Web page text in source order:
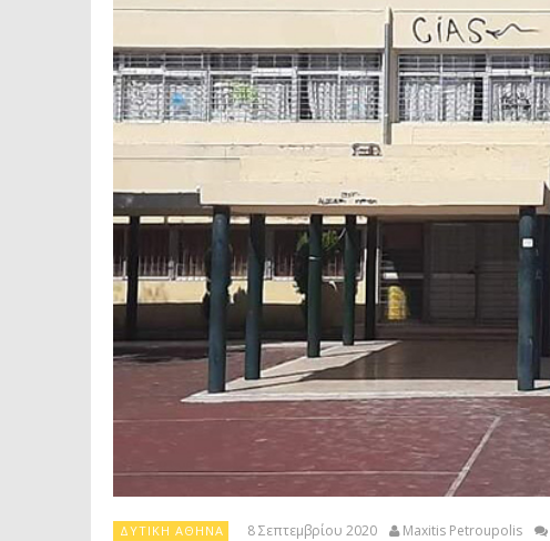
ΔΥΤΙΚΉ ΑΘΉΝΑ 8 Σεπτεμβρίου 2020 Maxitis Petroupolis